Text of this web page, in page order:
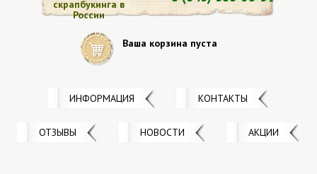
скрапбукинга в
России
Ваша корзина пуста
ИНФОРМАЦИЯ КОНТАКТЫ
ОТЗЫВЫ НОВОСТИ АКЦИИ